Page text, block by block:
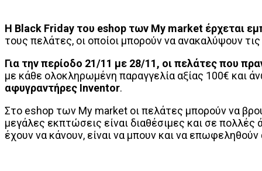
Η Black Friday του eshop των My market έρχεται
τους πελάτες, οι οποίοι μπορούν να ανακαλύψουν
Για την περίοδο 21/11 με 28/11, οι πελάτες που
με κάθε ολοκληρωμένη παραγγελία αξίας 100€ και
αφυγραντήρες Inventor.
Στο eshop των My market οι πελάτες μπορούν να
μεγάλες εκπτώσεις είναι διαθέσιμες και σε
έχουν να κάνουν, είναι να μπουν και να